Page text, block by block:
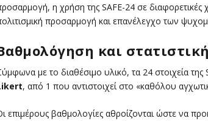
η χρήση της SAFE-24 σε
προσαρμογή και επανέλεγχο των
και
με το διαθέσιμο υλικό, τα 24 στοιχεία της
, από 1 που αντιστοιχεί στο «καθόλου
επιμέρους βαθμολογίες αθροίζονται ώστε να